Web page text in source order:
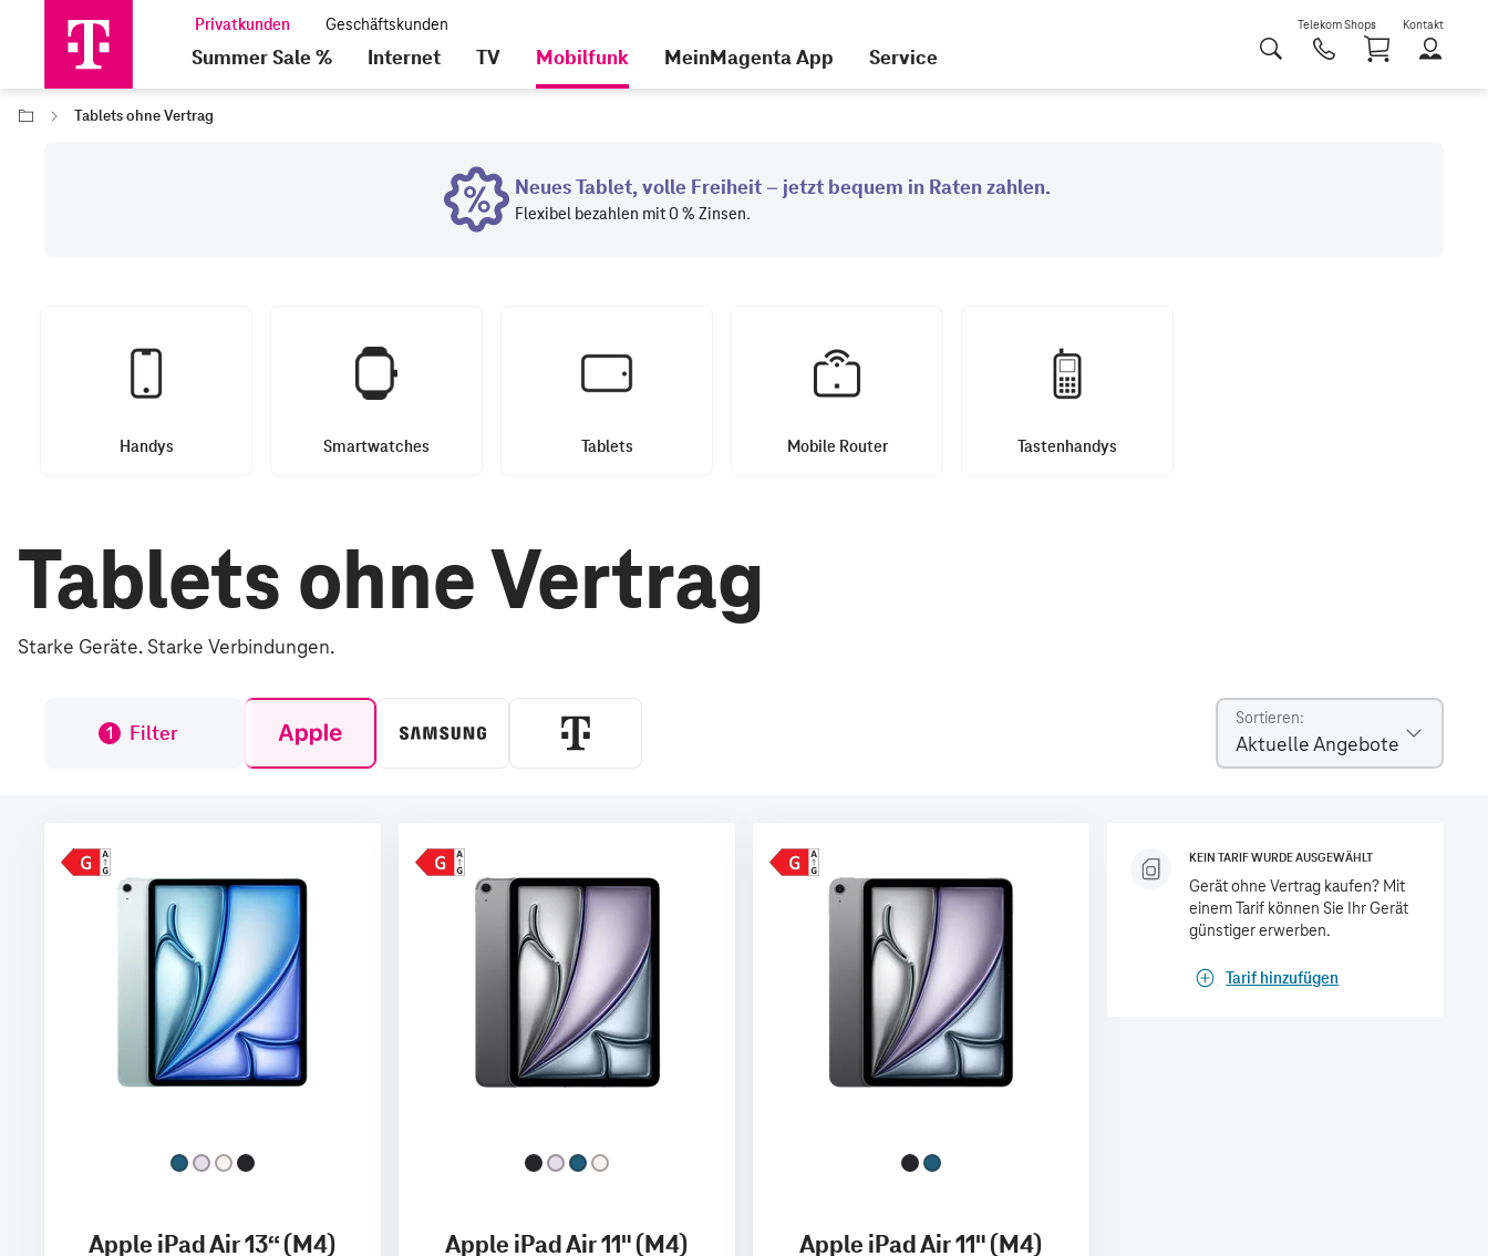
Telekom Shops Kontakt
Summer Sale % Internet TV Mobilfunk MeinMagenta App Service
Tablets ohne Vertrag
Handys Smartwatches Tablets Mobile Router Tastenhandys
Tablets ohne Vertrag
Starke Geräte. Starke Verbindungen.
1 Filter
Sortieren
Aktuelle Angebote
Apple iPad Air 13“ (M4)
Apple iPad Air 11" (M4)
Apple iPad Air 11" (M4)
KEIN TARIF WURDE AUSGEWÄHLT
Gerät ohne Vertrag kaufen? Mit
einem Tarif können Sie Ihr Gerät
günstiger erwerben.
Tarif hinzufügen